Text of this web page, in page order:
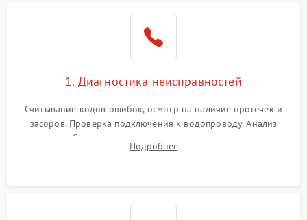
1. Диагностика неисправностей
Считывание кодов ошибок, осмотр на наличие протечек и
засоров. Проверка подключения к водопроводу. Анализ
жалоб на отсутствие слива, нагрева, вращения
разбрызгивателей или срабатывание системы защиты
Подробнее